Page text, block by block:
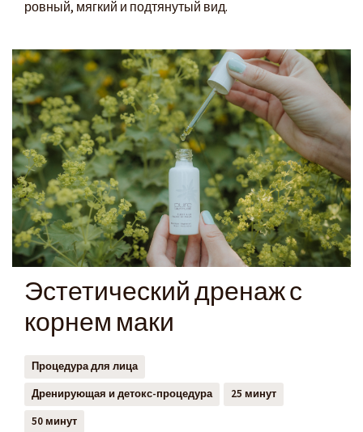
ровный, мягкий и подтянутый вид.
Эстетический дренаж с
корнем маки
Процедура для лица
Дренирующая и детокс-процедура
25 минут
50 минут